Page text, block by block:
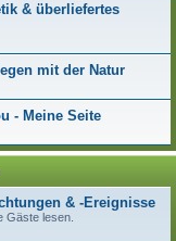
& überliefertes
mit der Natur
- Meine Seite
& -Ereignisse
Gäste lesen.